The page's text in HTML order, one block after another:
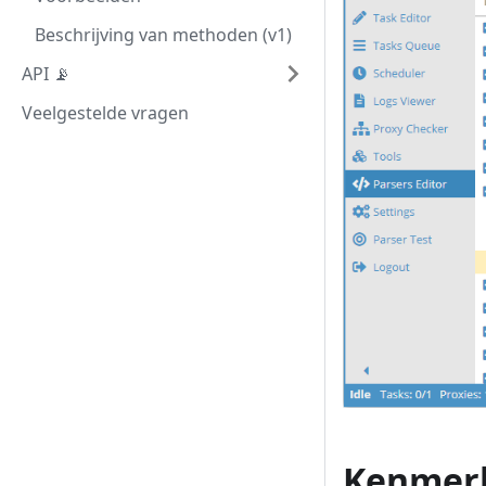
Beschrijving van methoden (v1)
API 📡
Veelgestelde vragen